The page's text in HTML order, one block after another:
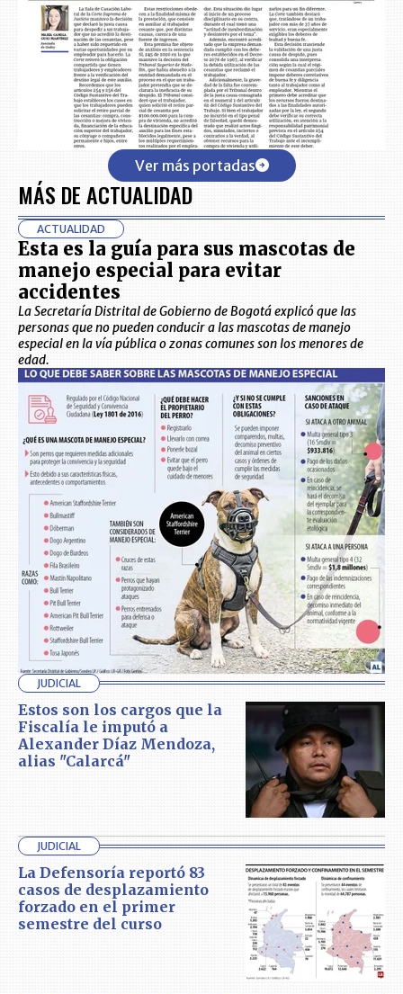
Ver más portadas
MÁS DE ACTUALIDAD
ACTUALIDAD
Esta es la guía para sus mascotas de
manejo especial para evitar
accidentes
La Secretaría Distrital de Gobierno de Bogotá explicó que las
personas que no pueden conducir a las mascotas de manejo
especial en la vía pública o zonas comunes son los menores de
edad.
JUDICIAL
Estos son los cargos que la
Fiscalía le imputó a
Alexander Díaz Mendoza,
alias "Calarcá"
JUDICIAL
La Defensoría reportó 83
casos de desplazamiento
forzado en el primer
semestre del curso